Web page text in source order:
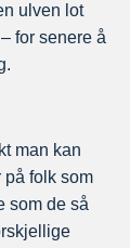
ulven lot
for senere å
man kan
på folk som
som de så